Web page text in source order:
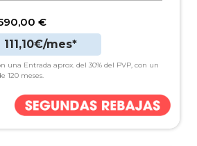
€
111,10€/mes*
una Entrada aprox. del 30% del PVP, con un
120 meses.